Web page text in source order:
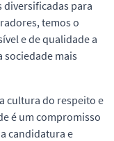
para
temos o
e de qualidade a
mais
cultura do respeito e
é um compromisso
candidatura e